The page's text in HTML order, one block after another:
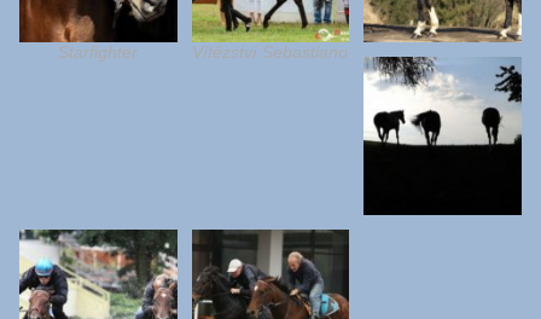
Starfighter Vítězství Sebastiano